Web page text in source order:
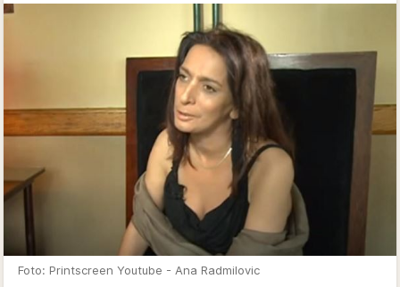
Foto: Printscreen Youtube - Ana Radmilovic